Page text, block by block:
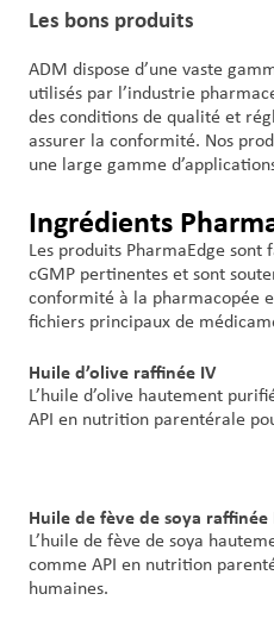
Les bons produits
ADM dispose d’une vaste
utilisés par l’industrie
des conditions de qualité et
assurer la conformité. Nos
une large gamme
Ingrédients
Les produits PharmaEdge sont
cGMP pertinentes et sont
conformité à la pharmacopée
fichiers principaux de
Huile d’olive raffinée IV
L’huile d’olive hautement
API en nutrition parentérale
Huile de fève de soya raffinée
L’huile de fève de soya
comme API en nutrition
humaines.